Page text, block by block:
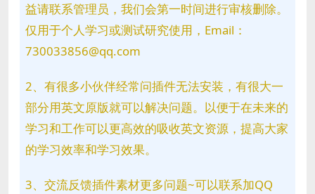
益请联系管理员，我们会第一时间进行审核删除。
仅用于个人学习或测试研究使用，Email：
730033856@qq.com
2、有很多小伙伴经常问插件无法安装，有很大一
部分用英文原版就可以解决问题。以便于在未来的
学习和工作可以更高效的吸收英文资源，提高大家
的学习效率和学习效果。
3、交流反馈插件素材更多问题~可以联系加QQ